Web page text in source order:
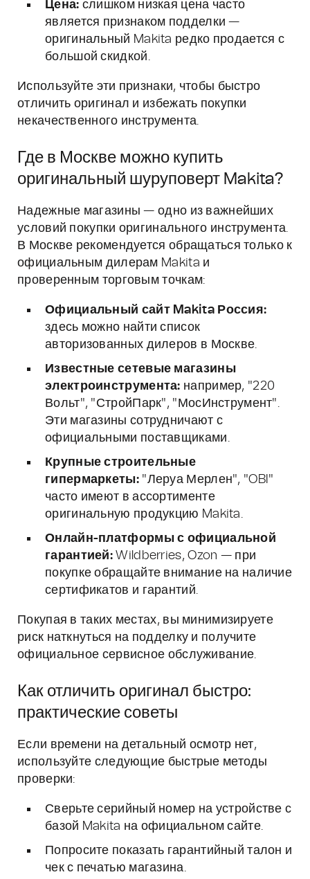
Цена: слишком низкая цена часто
является признаком подделки —
оригинальный Makita редко продается с
большой скидкой.
Используйте эти признаки, чтобы быстро
отличить оригинал и избежать покупки
некачественного инструмента.
Где в Москве можно купить
оригинальный шуруповерт Makita?
Надежные магазины — одно из важнейших
условий покупки оригинального инструмента.
В Москве рекомендуется обращаться только к
официальным дилерам Makita и
проверенным торговым точкам:
Официальный сайт Makita Россия:
здесь можно найти список
авторизованных дилеров в Москве.
Известные сетевые магазины
электроинструмента: например, "220
Вольт", "СтройПарк", "МосИнструмент".
Эти магазины сотрудничают с
официальными поставщиками.
Крупные строительные
гипермаркеты:"Леруа Мерлен", "OBI"
часто имеют в ассортименте
оригинальную продукцию Makita.
Онлайн-платформы с официальной
гарантией: Wildberries, Ozon — при
покупке обращайте внимание на наличие
сертификатов и гарантий.
Покупая в таких местах, вы минимизируете
риск наткнуться на подделку и получите
официальное сервисное обслуживание.
Как отличить оригинал быстро:
практические советы
Если времени на детальный осмотр нет,
используйте следующие быстрые методы
проверки:
Сверьте серийный номер на устройстве с
базой Makita на официальном сайте.
Попросите показать гарантийный талон и
чек с печатью магазина.